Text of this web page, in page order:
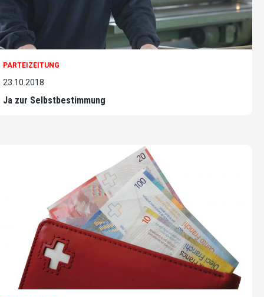
PARTEIZEITUNG
23.10.2018
Ja zur Selbstbestimmung